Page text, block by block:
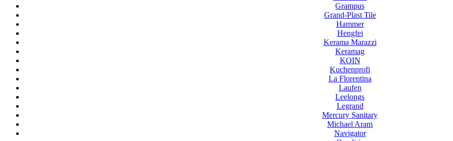
Grampus
Grand-Plast Tile
Hammer
Hengfei
Kerama Marazzi
Keramag
KOIN
Kuchenprofi
La Florentina
Laufen
Leelongs
Legrand
Mercury Sanitary
Michael Aram
Navigator